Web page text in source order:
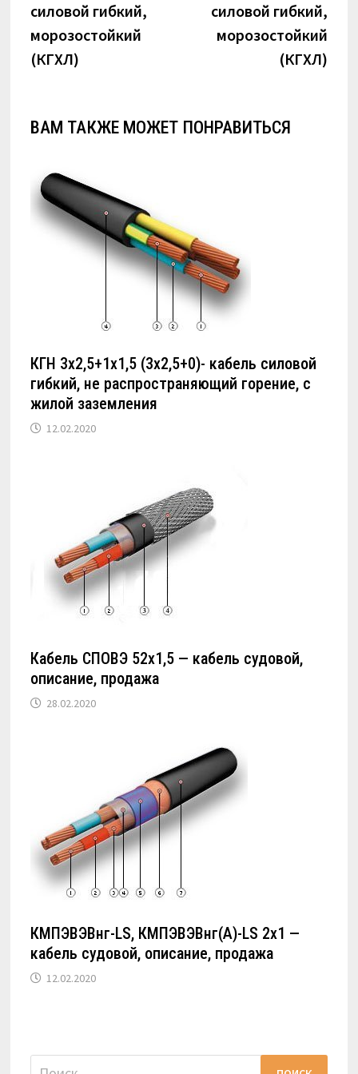
записям
силовой гибкий,
морозостойкий
(КГХЛ)
силовой гибкий,
морозостойкий
(КГХЛ)
ВАМ ТАКЖЕ МОЖЕТ ПОНРАВИТЬСЯ
КГН 3х2,5+1х1,5 (3х2,5+0)- кабель силовой
гибкий, не распространяющий горение, с
жилой заземления
12.02.2020
Кабель СПОВЭ 52х1,5 — кабель судовой,
описание, продажа
28.02.2020
КМПЭВЭВнг-LS, КМПЭВЭВнг(А)-LS 2х1 —
кабель судовой, описание, продажа
12.02.2020
Найти: